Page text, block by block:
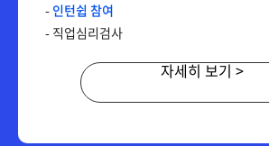
다다익선
가족복지론
다다익선
- 인턴쉽 참여
- 직업심리검사
자세히 보기 >